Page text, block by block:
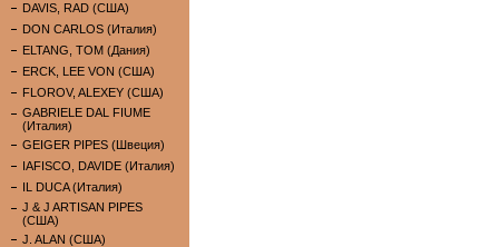
DAVIS, RAD (США)
DON CARLOS (Италия)
ELTANG, TOM (Дания)
ERCK, LEE VON (США)
FLOROV, ALEXEY (США)
GABRIELE DAL FIUME
(Италия)
GEIGER PIPES (Швеция)
IAFISCO, DAVIDE (Италия)
IL DUCA (Италия)
J & J ARTISAN PIPES
(США)
J. ALAN (США)